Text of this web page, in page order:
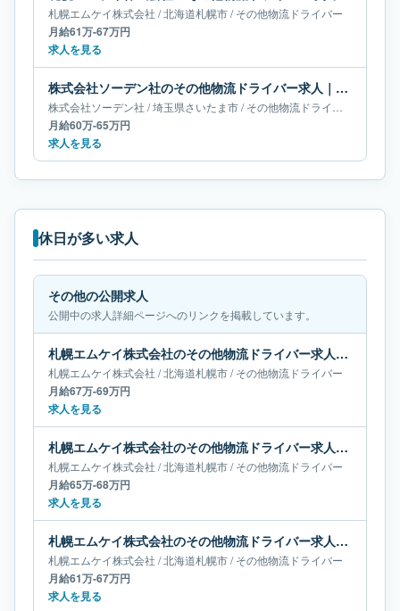
札幌エムケイ株式会社 /北海道札幌市/その他物流ドライバー
月給61万-67万円
求人を見る
株式会社ソーデン社のその他物流ドライバー求人｜埼玉県さいたま市｜月給60万-65万円
株式会社ソーデン社 /埼玉県さいたま市/その他物流ドライバー
月給60万-65万円
求人を見る
休日が多い求人
その他の公開求人
公開中の求人詳細ページへのリンクを掲載しています。
札幌エムケイ株式会社のその他物流ドライバー求人｜北海道札幌市｜月給67万-69万円
札幌エムケイ株式会社 /北海道札幌市/その他物流ドライバー
月給67万-69万円
求人を見る
札幌エムケイ株式会社のその他物流ドライバー求人｜北海道札幌市｜月給65万-68万円
札幌エムケイ株式会社 /北海道札幌市/その他物流ドライバー
月給65万-68万円
求人を見る
札幌エムケイ株式会社のその他物流ドライバー求人｜北海道札幌市｜月給61万-67万円
札幌エムケイ株式会社 /北海道札幌市/その他物流ドライバー
月給61万-67万円
求人を見る